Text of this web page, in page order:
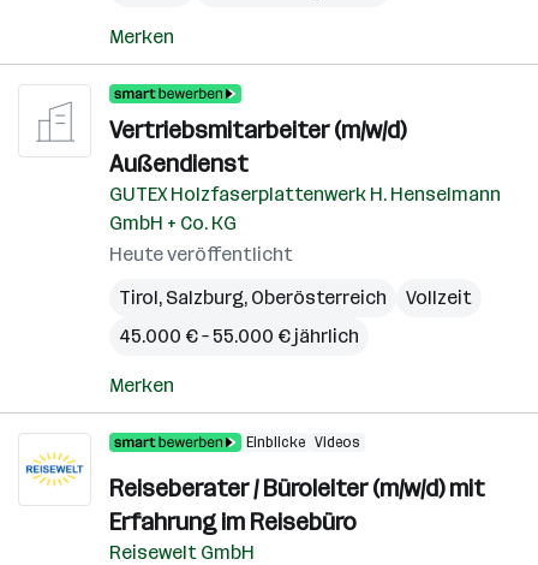
Merken
Vertriebsmitarbeiter (m/w/d)
Außendienst
GUTEX Holzfaserplattenwerk H. Henselmann
GmbH + Co. KG
Heute veröffentlicht
Tirol, Salzburg, Oberösterreich
Vollzeit
45.000 € – 55.000 € jährlich
Merken
Einblicke Videos
Reiseberater / Büroleiter (m/w/d) mit
Erfahrung im Reisebüro
Reisewelt GmbH